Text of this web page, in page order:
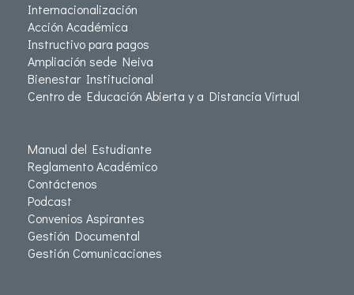
Internacionalización
Acción Académica
Instructivo para pagos
Ampliación sede Neiva
Bienestar Institucional
Centro de Educación Abierta y a Distancia Virtual
Manual del Estudiante
Reglamento Académico
Contáctenos
Podcast
Convenios Aspirantes
Gestión Documental
Gestión Comunicaciones